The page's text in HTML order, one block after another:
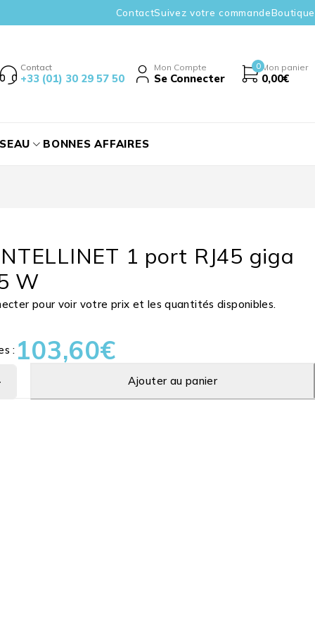
ContactSuivez votre commandeBoutique
Contact
+33 (01) 30 29 57 50
Mon Compte
Se Connecter
0 Mon panier
0,00€
BONNES AFFAIRES
1 port RJ45 giga
W
pour voir votre prix et les quantités disponibles.
: 103,60€
Ajouter au panier